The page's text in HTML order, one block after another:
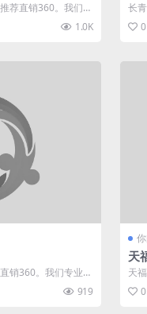
荐直销360。我们专
...
1.0K
长
直
0
销360。我们专业于
...
919
天
天
专
0